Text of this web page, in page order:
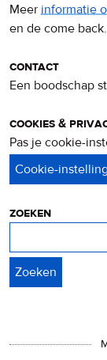
Meer informatie
en de come back.
contact
Een boodschap
cookies &
Pas je cookie-
zoeken